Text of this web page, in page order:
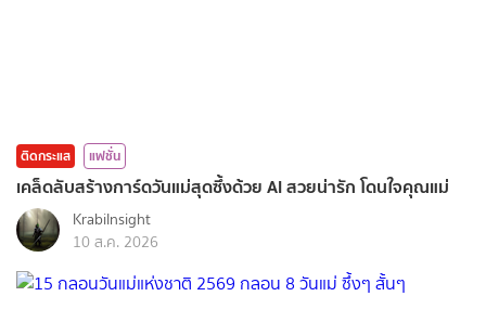
ติดกระแส แฟชั่น
เคล็ดลับสร้างการ์ดวันแม่สุดซึ้งด้วย AI สวยน่ารัก โดนใจคุณแม่
KrabiInsight
10 ส.ค. 2026